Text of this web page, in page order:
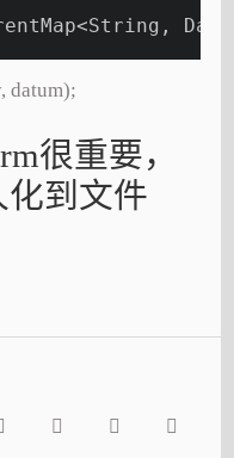
datum);
很重要，
到文件